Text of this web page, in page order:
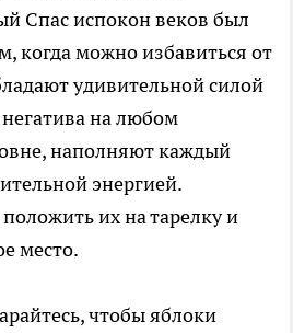
Спас испокон веков был
когда можно избавиться от
удивительной силой
на любом
наполняют каждый
энергией.
их на тарелку и
место.
чтобы яблоки